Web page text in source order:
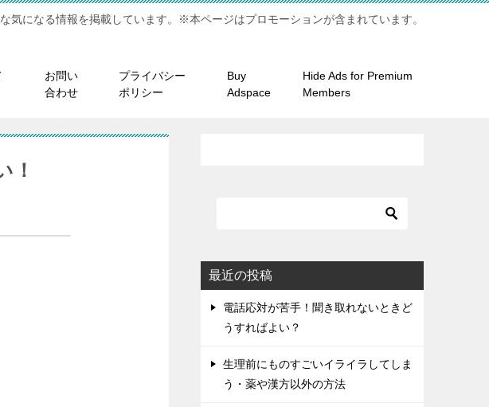
気になる情報を掲載しています。※本ページはプロモーションが含まれています。
お問い
合わせ
プライバシー
ポリシー
Buy
Adspace
Hide Ads for Premium
Members
！
最近の投稿
電話応対が苦手！聞き取れないときど
うすればよい？
生理前にものすごいイライラしてしま
う・薬や漢方以外の方法